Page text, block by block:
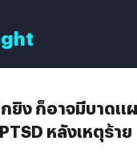
ยิง ก็อาจมีบาดแ
PTSD หลังเหตุร้าย